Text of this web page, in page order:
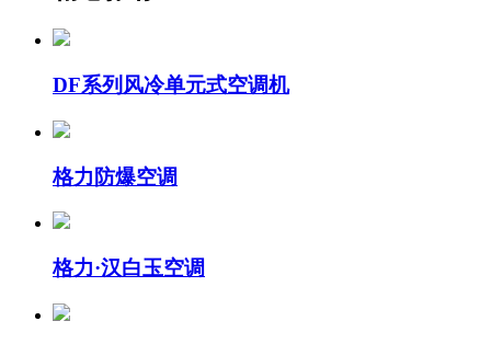
DF系列风冷单元式空调机
格力防爆空调
格力·汉白玉空调